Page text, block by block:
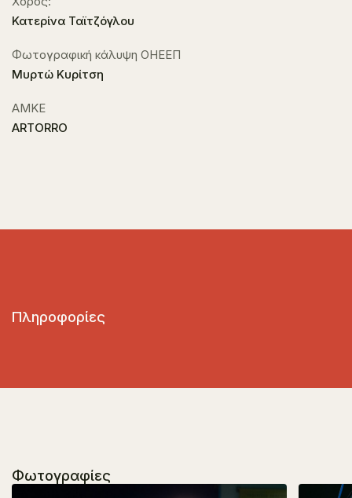
Κατερίνα Ταϊτζόγλου
Φωτογραφική κάλυψη ΟΗΕΕΠ
Μυρτώ Κυρίτση
ΑΜΚΕ
ARTORRO
Πληροφορίες
Φωτογραφίες